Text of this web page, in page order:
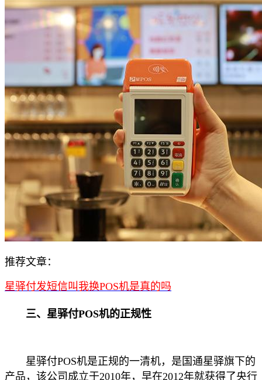
推荐文章：
星驿付发短信叫我换POS机是真的吗
三、星驿付POS机的正规性
星驿付POS机是正规的一清机，是国通星驿旗下的
产品，该公司成立于2010年，早在2012年就获得了央行